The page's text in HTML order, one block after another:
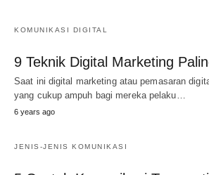
KOMUNIKASI DIGITAL
9 Teknik Digital Marketing
Saat ini digital marketing atau pemasaran
yang cukup ampuh bagi mereka pelaku…
6 years ago
JENIS-JENIS KOMUNIKASI